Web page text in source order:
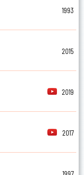
1993
2015
2019
2017